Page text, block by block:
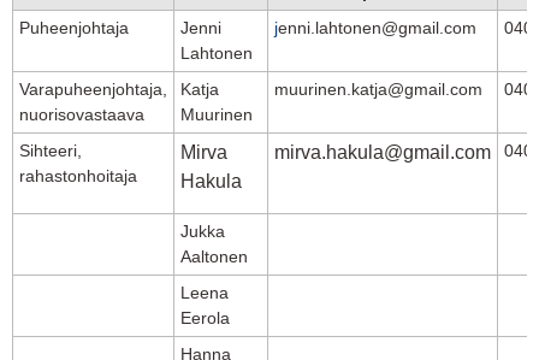
Puheenjohtaja
Jenni
Lahtonen
jenni.lahtonen@gmail.com 040
Varapuheenjohtaja,
nuorisovastaava
Katja
Muurinen
muurinen.katja@gmail.com 040
Sihteeri,
rahastonhoitaja
Mirva
Hakula
mirva.hakula@gmail.com 040
Jukka
Aaltonen
Leena
Eerola
Hanna